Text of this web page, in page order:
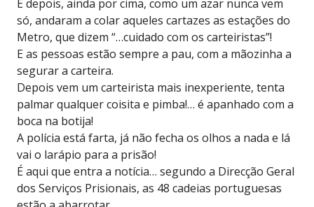
E depois, ainda por cima, como um azar nunca vem
só, andaram a colar aqueles cartazes as estações do
Metro, que dizem “…cuidado com os carteiristas”!
E as pessoas estão sempre a pau, com a mãozinha a
segurar a carteira.
Depois vem um carteirista mais inexperiente, tenta
palmar qualquer coisita e pimba!… é apanhado com a
boca na botija!
A polícia está farta, já não fecha os olhos a nada e lá
vai o larápio para a prisão!
É aqui que entra a notícia… segundo a Direcção Geral
dos Serviços Prisionais, as 48 cadeias portuguesas